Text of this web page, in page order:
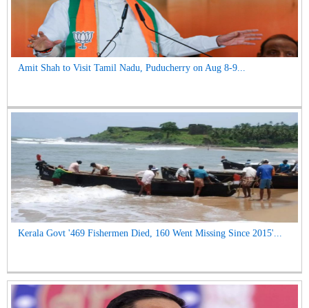
Amit Shah to Visit Tamil Nadu, Puducherry on Aug 8-9...
Kerala Govt '469 Fishermen Died, 160 Went Missing Since 2015'...